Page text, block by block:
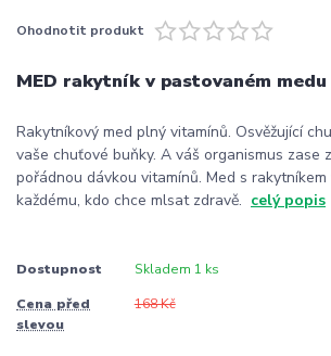
Ohodnotit produkt
MED rakytník v pastovaném medu
Rakytníkový med plný vitamínů. Osvěžující
vaše chuťové buňky. A váš organismus zase
pořádnou dávkou vitamínů. Med s
každému, kdo chce mlsat zdravě. celý popis
Dostupnost Skladem 1 ks
Cena před
slevou
168 Kč